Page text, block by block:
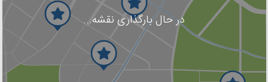
در حال بارگذاری نقشه...